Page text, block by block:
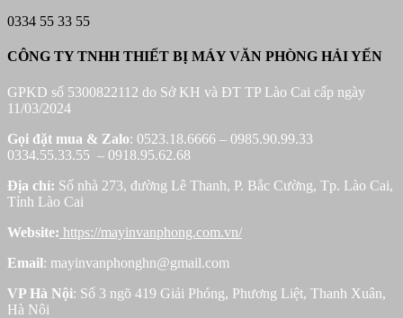
0334 55 33 55
CÔNG TY TNHH THIẾT BỊ MÁY VĂN PHÒNG HẢI YẾN
GPKD số 5300822112 do Sở KH và ĐT TP Lào Cai cấp ngày
11/03/2024
Gọi đặt mua & Zalo: 0523.18.6666 – 0985.90.99.33
0334.55.33.55 – 0918.95.62.68
Địa chỉ: Số nhà 273, đường Lê Thanh, P. Bắc Cường, Tp. Lào Cai,
Tỉnh Lào Cai
Website: https://mayinvanphong.com.vn/
Email: mayinvanphonghn@gmail.com
VP Hà Nội: Số 3 ngõ 419 Giải Phóng, Phương Liệt, Thanh Xuân,
Hà Nôi